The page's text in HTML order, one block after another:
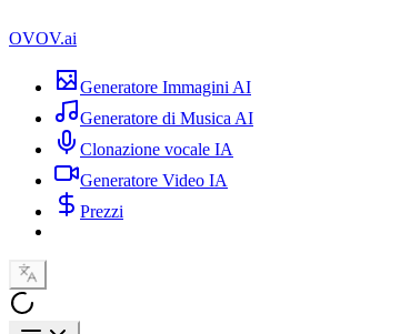
OVOV.ai
Generatore Immagini AI
Generatore di Musica AI
Clonazione vocale IA
Generatore Video IA
Prezzi